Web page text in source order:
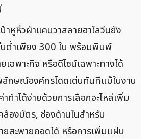
าหูหิ้วผ้าแคนวาสลายฮาโลวีนยัง
ต่ำเพียง 300 ใบ พร้อมพิมพ์
เฉพาะกิจ หรือดีไซน์เฉพาะทางได้
ลักษณ์องค์กรโดดเด่นทันทีแม้ในงาน
ำได้ง่ายด้วยการเลือกอะไหล่เพิ่ม
องบัตร, ช่องด้านในสำหรับ
สะพายถอดได้ หรือการเพิ่มแผ่น